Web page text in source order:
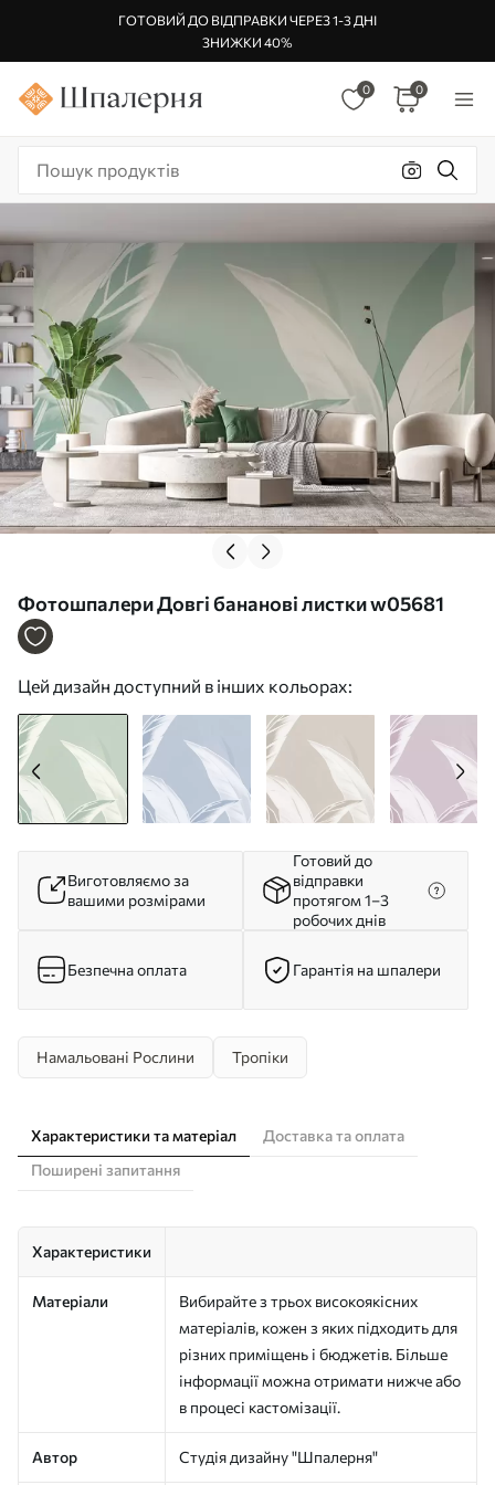
ГОТОВИЙ ДО ВІДПРАВКИ ЧЕРЕЗ 1-3 ДНІ
ЗНИЖКИ 40%
0 0
Фотошпалери Довгі бананові листки w05681
Цей дизайн доступний в інших кольорах:
Виготовляємо за
вашими розмірами
Готовий до
відправки
протягом 1–3
робочих днів
Безпечна оплата Гарантія на шпалери
Намальовані Рослини Тропіки
Характеристики та матеріал
Доставка та оплата
Поширені запитання
Характеристики
Матеріали
Вибирайте з трьох високоякісних
матеріалів, кожен з яких підходить для
різних приміщень і бюджетів. Більше
інформації можна отримати нижче або
в процесі кастомізації.
Автор Студія дизайну "Шпалерня"